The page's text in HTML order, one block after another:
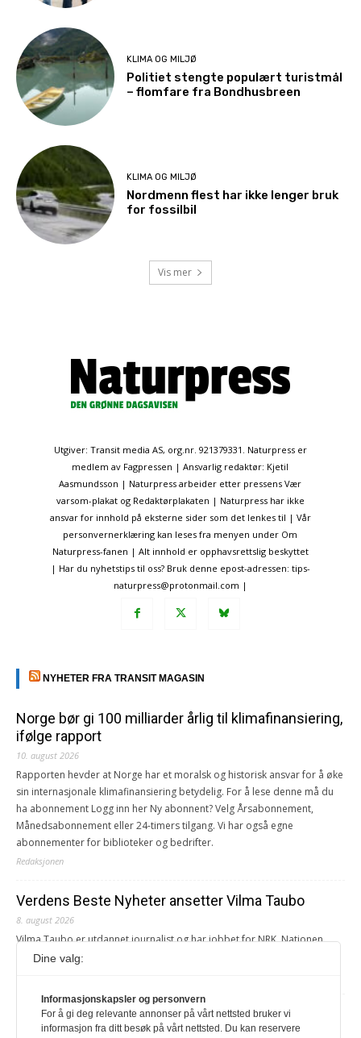
KLIMA OG MILJØ
Politiet stengte populært turistmål
– flomfare fra Bondhusbreen
KLIMA OG MILJØ
Nordmenn flest har ikke lenger bruk
for fossilbil
Vis mer
Utgiver: Transit media AS, org.nr. 921379331. Naturpress er
medlem av Fagpressen | Ansvarlig redaktør: Kjetil
Aasmundsson | Naturpress arbeider etter pressens Vær
varsom-plakat og Redaktørplakaten | Naturpress har ikke
ansvar for innhold på eksterne sider som det lenkes til | Vår
personvernerklæring kan leses fra menyen under Om
Naturpress-fanen | Alt innhold er opphavsrettslig beskyttet
| Har du nyhetstips til oss? Bruk denne epost-adressen: tips-
naturpress@protonmail.com |
NYHETER FRA TRANSIT MAGASIN
Norge bør gi 100 milliarder årlig til klimafinansiering,
ifølge rapport
10. august 2026
Rapporten hevder at Norge har et moralsk og historisk ansvar for å øke
sin internasjonale klimafinansiering betydelig. For å lese denne må du
ha abonnement Logg inn her Ny abonnent? Velg Årsabonnement,
Månedsabonnement eller 24-timers tilgang. Vi har også egne
abonnementer for biblioteker og bedrifter.
Redaksjonen
Verdens Beste Nyheter ansetter Vilma Taubo
8. august 2026
Vilma Taubo er utdannet journalist og har jobbet for NRK, Nationen,
Klassekampen, Røverradioen og Svalbardsposten.
Juni Haugan Holden er ny rådgiver i ForUM
8. august 2026
Dine valg:
Informasjonskapsler og personvern
For å gi deg relevante annonser på vårt nettsted bruker vi
informasjon fra ditt besøk på vårt nettsted. Du kan reservere